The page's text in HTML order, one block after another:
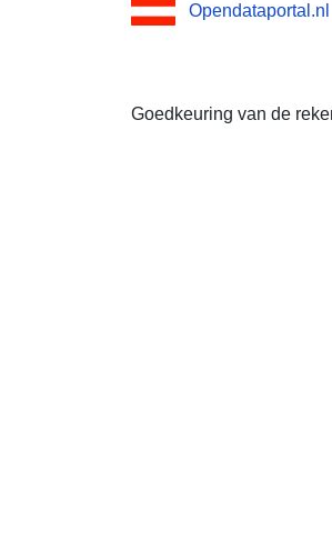
Opendataportal.nl
Goedkeuring van de